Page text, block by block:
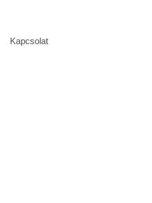
Kapcsolat